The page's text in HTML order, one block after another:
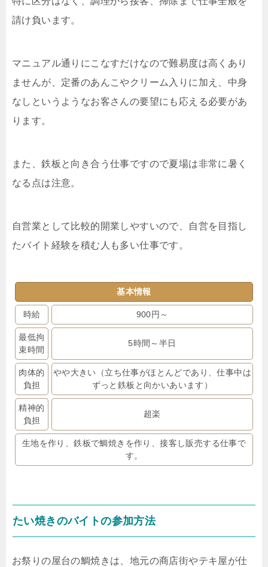
請け負います。
マニュアル通りにこなすだけなので難易度は高くあり
ませんが、定番のあんこやクリーム入りに加え、中身
なしというようなお客さんの要望にも応える必要があ
ります。
また、鉄板と向き合う仕事ですので夏場は非常に暑く
なる点は注意。
自営業として比較的開業しやすいので、自営を目指し
たバイト経験を積む人も多い仕事です。
基本情報
時給 900円～
最低拘
束時間
5時間～半日
肉体的
負担
やや大きい（立ち仕事がほとんどであり、仕事中は
ずっと鉄板と向かいあいます）
精神的
負担
超楽
生地を作り、鉄板で鯛焼きを作り、接客し販売する仕事で
す。
たい焼きのバイトの参加方法
お祭りの屋台の鯛焼きは、地元の商店街やテキ屋が仕